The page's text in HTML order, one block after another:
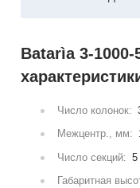
Batarìa 3-1000-
Число колонок:
Межцентр., мм:
Число секций: 5
Габаритная